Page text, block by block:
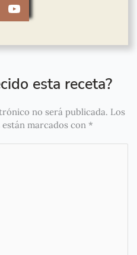
esta receta?
no será publicada. Los
marcados con *